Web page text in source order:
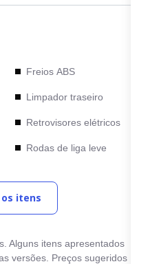
Freios ABS
Limpador traseiro
Retrovisores elétricos
Rodas de liga leve
Travas elétricas
Vidros elétricos
itens
Alguns itens apresentados
versões. Preços sugeridos